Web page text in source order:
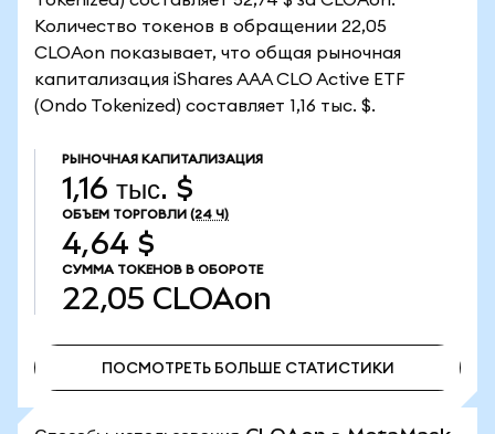
Количество токенов в обращении 22,05
CLOAon показывает, что общая рыночная
капитализация iShares AAA CLO Active ETF
(Ondo Tokenized) составляет 1,16 тыс. $.
РЫНОЧНАЯ КАПИТАЛИЗАЦИЯ
1,16 тыс. $
ОБЪЕМ ТОРГОВЛИ (24 Ч)
4,64 $
СУММА ТОКЕНОВ В ОБОРОТЕ
22,05 CLOAon
ПОСМОТРЕТЬ БОЛЬШЕ СТАТИСТИКИ